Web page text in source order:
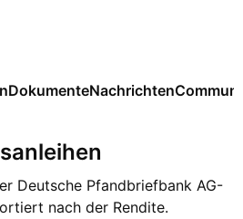
DokumenteNachrichten
Deutsche Pfandbriefbank AG-
nach der Rendite.